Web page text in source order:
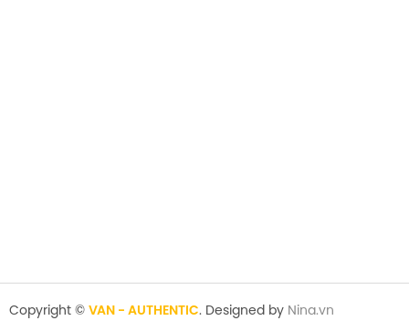
Copyright © VAN - AUTHENTIC. Designed by Nina.vn